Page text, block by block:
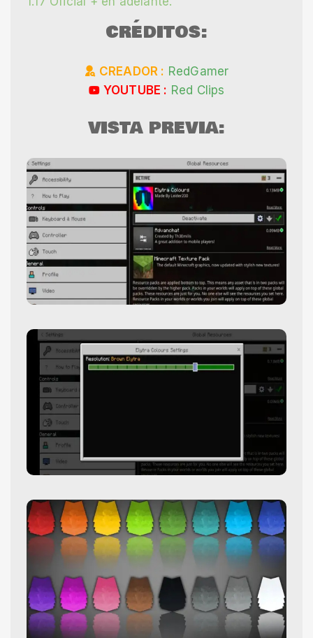
CRÉDITOS:
CREADOR : RedGamer
YOUTUBE : Red Clips
VISTA PREVIA: